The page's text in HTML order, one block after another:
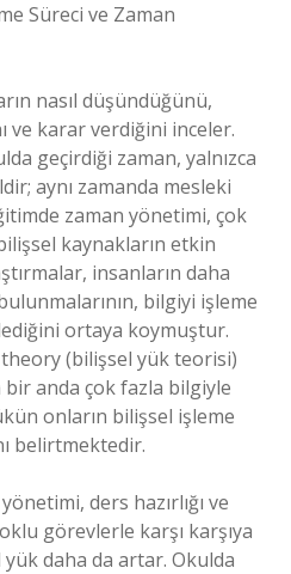
Süreci ve Zaman
nasıl düşündüğünü,
ve karar verdiğini inceler.
geçirdiği zaman, yalnızca
aynı zamanda mesleki
zaman yönetimi, çok
kaynakların etkin
insanların daha
bilgiyi işleme
ortaya koymuştur.
(bilişsel yük teorisi)
anda çok fazla bilgiyle
onların bilişsel işleme
belirtmektedir.
ders hazırlığı ve
görevlerle karşı karşıya
daha da artar. Okulda